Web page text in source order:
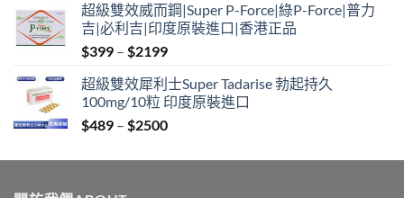
$399
through
$2199
超級雙效威而鋼|Super P-Force|綠P-Force|普力
吉|必利吉|印度原裝進口|香港正品
$399 – $2199Price
$399
through
$2199
超級雙效犀利士Super Tadarise 勃起持久
100mg/10粒 印度原裝進口
$489 – $2500Price
$489